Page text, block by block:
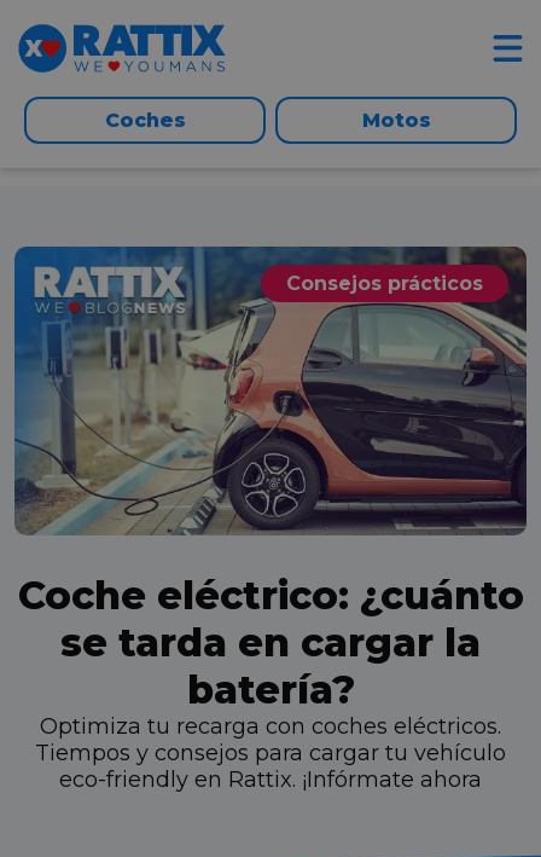
Coches Motos
Consejos prácticos
Coche eléctrico: ¿cuánto
se tarda en cargar la
batería?
Optimiza tu recarga con coches eléctricos.
Tiempos y consejos para cargar tu vehículo
eco-friendly en Rattix. ¡Infórmate ahora